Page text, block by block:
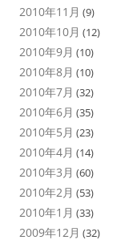
2010年11月 (9)
2010年10月 (12)
2010年9月 (10)
2010年8月 (10)
2010年7月 (32)
2010年6月 (35)
2010年5月 (23)
2010年4月 (14)
2010年3月 (60)
2010年2月 (53)
2010年1月 (33)
2009年12月 (32)